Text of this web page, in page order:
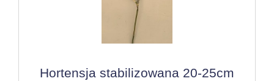
Hortensja stabilizowana 20-25cm